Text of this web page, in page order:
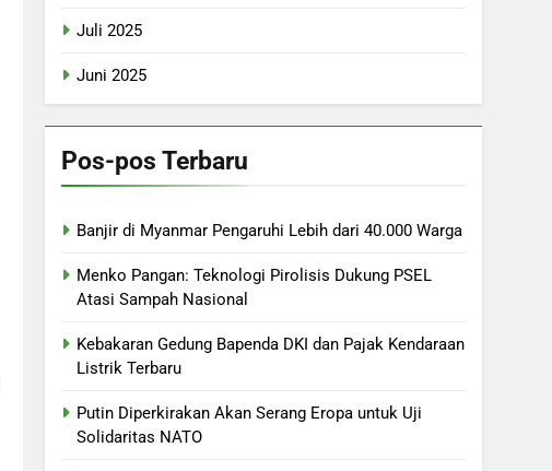
Juli 2025
Juni 2025
Pos-pos Terbaru
Banjir di Myanmar Pengaruhi Lebih dari 40.000 Warga
Menko Pangan: Teknologi Pirolisis Dukung PSEL
Atasi Sampah Nasional
Kebakaran Gedung Bapenda DKI dan Pajak Kendaraan
Listrik Terbaru
Putin Diperkirakan Akan Serang Eropa untuk Uji
Solidaritas NATO